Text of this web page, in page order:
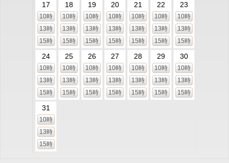
17
10時
13時
15時
18
10時
13時
15時
19
10時
13時
15時
20
10時
13時
15時
21
10時
13時
15時
22
10時
13時
15時
23
10時
13時
15時
24
10時
13時
15時
25
10時
13時
15時
26
10時
13時
15時
27
10時
13時
15時
28
10時
13時
15時
29
10時
13時
15時
30
10時
13時
15時
31
10時
13時
15時